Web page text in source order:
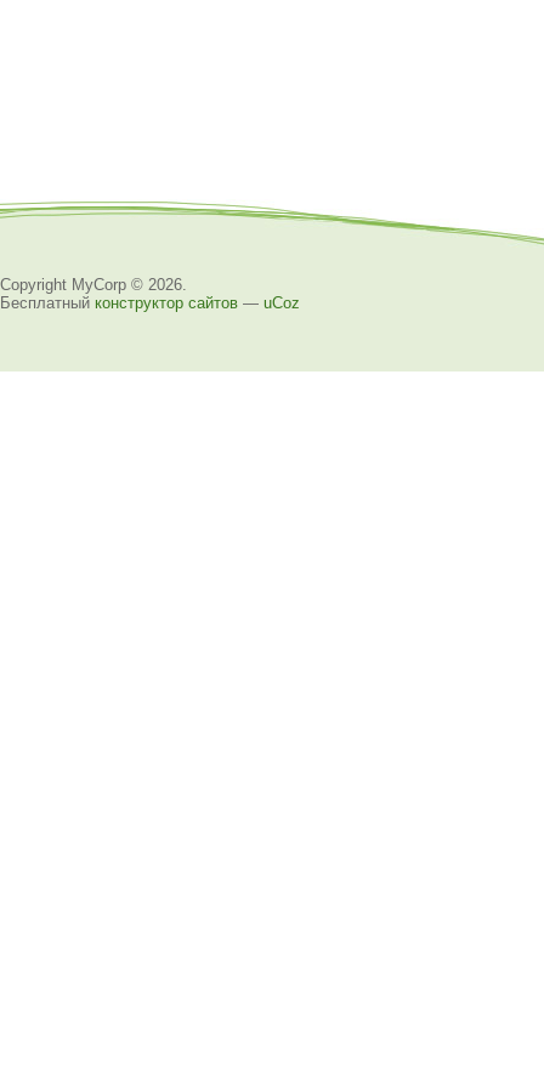
Copyright MyCorp © 2026
Бесплатный конструктор сайтов — uCoz